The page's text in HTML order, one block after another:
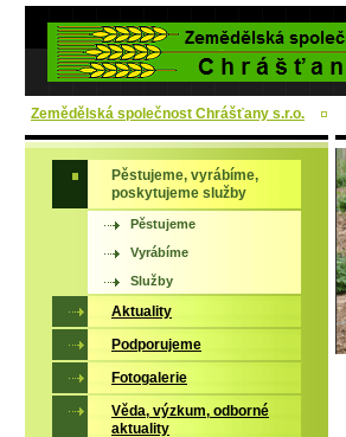
Zemědělská společnost Chrášťany s.r.o.
Pěstujeme, vyrábíme,
poskytujeme služby
Pěstujeme
Vyrábíme
Služby
Aktuality
Podporujeme
Fotogalerie
Věda, výzkum, odborné
aktuality